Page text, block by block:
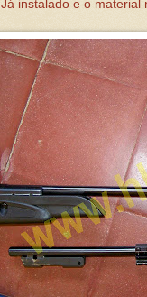
Já instalado e o material